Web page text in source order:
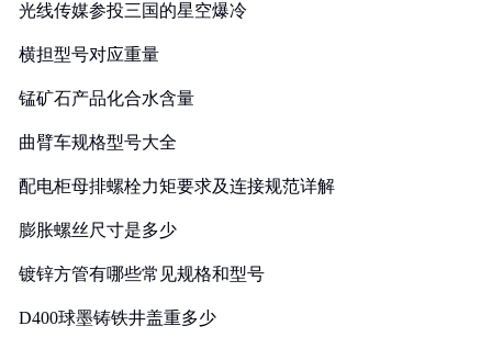
光线传媒参投三国的星空爆冷
横担型号对应重量
锰矿石产品化合水含量
曲臂车规格型号大全
配电柜母排螺栓力矩要求及连接规范详解
膨胀螺丝尺寸是多少
镀锌方管有哪些常见规格和型号
D400球墨铸铁井盖重多少